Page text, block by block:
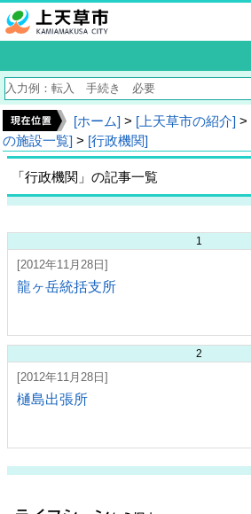
[ホーム] > [上天草市の紹介] >
の施設一覧] > [行政機関]
「行政機関」の記事一覧
1
[2012年11月28日]
龍ヶ岳統括支所
2
[2012年11月28日]
樋島出張所